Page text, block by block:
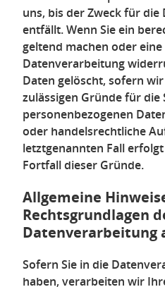
uns, bis der Zweck für
entfällt. Wenn Sie ein
geltend machen oder
Datenverarbeitung
Daten gelöscht, sofern
zulässigen Gründe für
personenbezogenen
oder handelsrechtliche
letztgenannten Fall
Fortfall dieser Gründe.
Allgemeine
Rechtsgrundlagen
Datenverarbeitung
Sofern Sie in die
haben, verarbeiten wir